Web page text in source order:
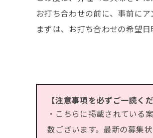
お打ち合わせの前に、事前にア
まずは、お打ち合わせの希望日
【注意事項を必ずご一読くだ
・こちらに掲載されている
数ございます。最新の募集